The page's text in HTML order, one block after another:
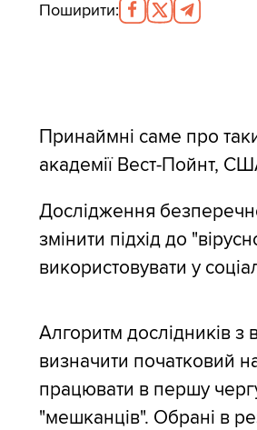
Поширити:
Принаймні саме про
академії Вест-Пойнт,
Дослідження
змінити підхід до
використовувати у
Алгоритм дослідників з
визначити початковий
працювати в першу
"мешканців". Обрані в